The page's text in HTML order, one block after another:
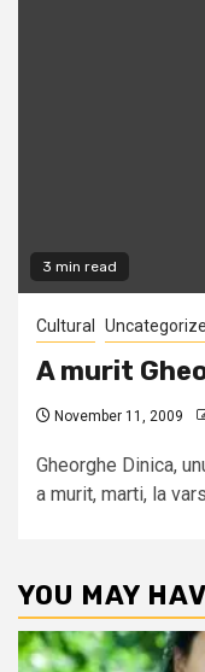
3 min read
Cultural
A murit
November 11, 2009
Gheorghe Dinica,
a murit, marti, la
YOU MAY